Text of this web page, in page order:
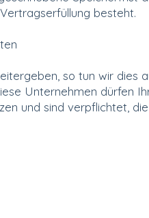
besteht.
so tun wir dies
Unternehmen dürfen
und sind verpflichtet,